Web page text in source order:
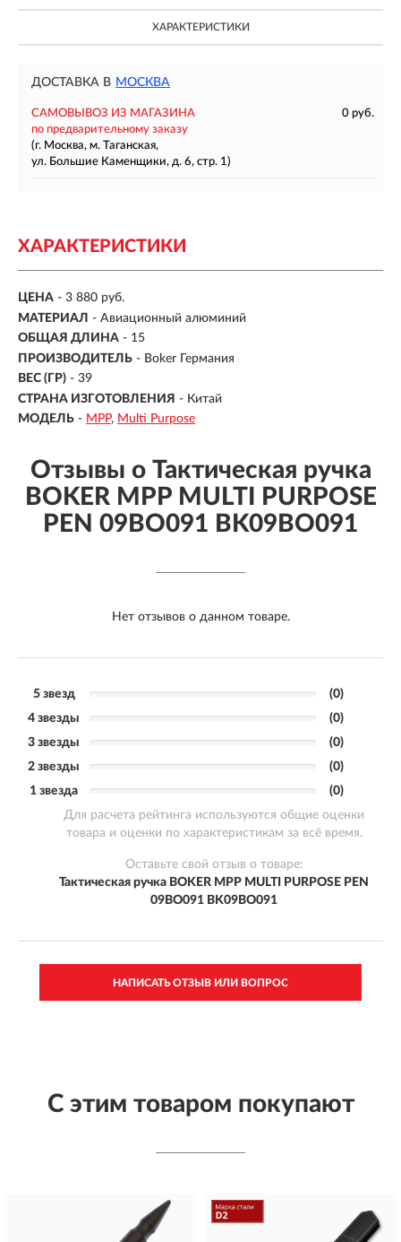
ХАРАКТЕРИСТИКИ
ДОСТАВКА В МОСКВА
САМОВЫВОЗ ИЗ МАГАЗИНА
0 руб.
по предварительному заказу
(г. Москва, м. Таганская,
ул. Большие Каменщики, д. 6, стр. 1)
ХАРАКТЕРИСТИКИ
ЦЕНА - 3 880 руб.
МАТЕРИАЛ - Авиационный алюминий
ОБЩАЯ ДЛИНА - 15
ПРОИЗВОДИТЕЛЬ - Boker Германия
ВЕС (ГР) - 39
СТРАНА ИЗГОТОВЛЕНИЯ - Китай
МОДЕЛЬ - MPP Multi Purpose
Отзывы о Тактическая ручка
BOKER MPP MULTI PURPOSE
PEN 09BO091 BK09BO091
Нет отзывов о данном товаре.
5 звезд
(0)
4 звезды
(0)
3 звезды
(0)
2 звезды
(0)
1 звезда
(0)
Для расчета рейтинга используются общие оценки
товара и оценки по характеристикам за всё время.
Оставьте свой отзыв о товаре:
Тактическая ручка BOKER MPP MULTI PURPOSE PEN
09BO091 BK09BO091
НАПИСАТЬ ОТЗЫВ ИЛИ ВОПРОС
С этим товаром покупают